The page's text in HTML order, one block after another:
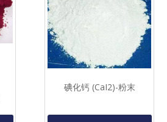
碘化钙 (CaI2)-粉末